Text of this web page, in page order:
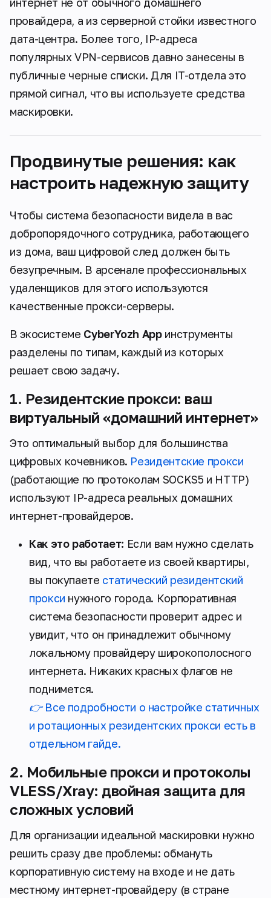
провайдера, а из серверной стойки известного
дата-центра. Более того, IP-адреса
популярных VPN-сервисов давно занесены в
публичные черные списки. Для IT-отдела это
прямой сигнал, что вы используете средства
маскировки.
Продвинутые решения: как
настроить надежную защиту
Чтобы система безопасности видела в вас
добропорядочного сотрудника, работающего
из дома, ваш цифровой след должен быть
безупречным. В арсенале профессиональных
удаленщиков для этого используются
качественные прокси-серверы.
В экосистеме CyberYozh Appинструменты
разделены по типам, каждый из которых
решает свою задачу.
1. Резидентские прокси: ваш
виртуальный «домашний интернет»
Это оптимальный выбор для большинства
цифровых кочевников. Резидентские прокси
(работающие по протоколам SOCKS5 и HTTP)
используют IP-адреса реальных домашних
интернет-провайдеров.
Как это работает: Если вам нужно сделать
вид, что вы работаете из своей квартиры,
вы покупаете статический резидентский
прокси нужного города. Корпоративная
система безопасности проверит адрес и
увидит, что он принадлежит обычному
локальному провайдеру широкополосного
интернета. Никаких красных флагов не
поднимется.
👉 Все подробности о настройке статичных
и ротационных резидентских прокси есть в
отдельном гайде.
2. Мобильные прокси и протоколы
VLESS/Xray: двойная защита для
сложных условий
Для организации идеальной маскировки нужно
решить сразу две проблемы: обмануть
корпоративную систему на входе и не дать
местному интернет-провайдеру (в стране